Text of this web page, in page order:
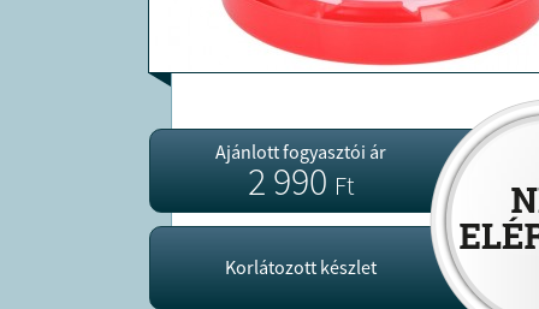
Ajánlott fogyasztói ár
2 990Ft
Korlátozott készlet